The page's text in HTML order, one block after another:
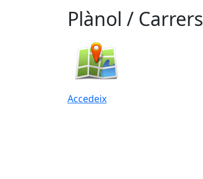
Plànol / Carrers
Accedeix